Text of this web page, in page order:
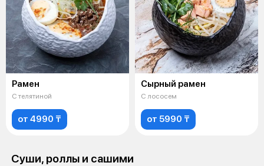
Рамен
С телятиной
от 4990 ₸
Сырный рамен
С лососем
от 5990 ₸
Суши, роллы и сашими